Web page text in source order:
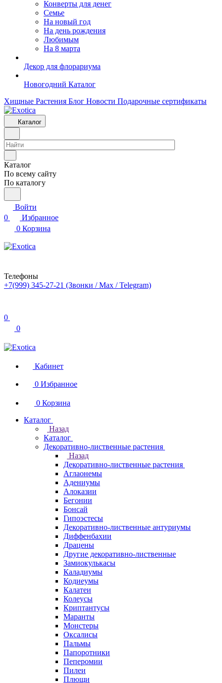
Конверты для денег
Семье
На новый год
На день рождения
Любимым
На 8 марта
Декор для флорариума
Новогодний Каталог
Хищные Растения Блог Новости Подарочные сертификаты
Каталог
Каталог
По всему сайту
По каталогу
Войти
0
Избранное
0 Корзина
Телефоны
+7(999) 345-27-21 (Звонки / Max / Telegram)
0
0
Кабинет
0 Избранное
0 Корзина
Каталог
Назад
Каталог
Декоративно-лиственные растения
Назад
Декоративно-лиственные растения
Аглаонемы
Адениумы
Алоказии
Бегонии
Бонсай
Гипоэстесы
Декоративно-лиственные антуриумы
Диффенбахии
Драцены
Другие декоративно-лиственные
Замиокулькасы
Каладиумы
Кодиеумы
Калатеи
Колеусы
Криптантусы
Маранты
Монстеры
Оксалисы
Пальмы
Папоротники
Пеперомии
Пилеи
Плющи